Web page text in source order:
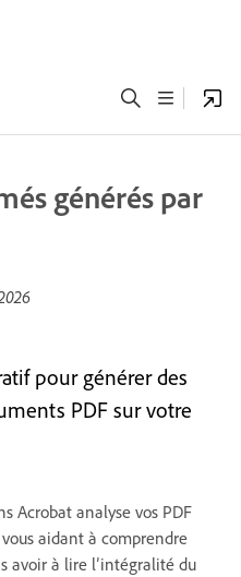
générés par
pour générer des
PDF sur votre
Acrobat analyse vos PDF
aidant à comprendre
avoir à lire l’intégralité du